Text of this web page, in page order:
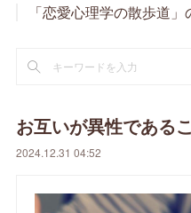
「恋愛心理学の散歩道」
お互いが異性である
2024.12.31 04:52